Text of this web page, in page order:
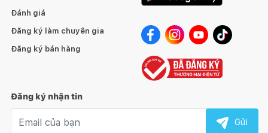
Những tính năng nổi bật
Sen tắm nóng lạnh thanh trượt, bát sen 5 chế độ massage.
Bộ chia nước được nhập khẩu từ Châu Âu với mặt trượt
Đánh giá
Đăng ký làm chuyên gia
Đăng ký bán hàng
Đăng ký nhận tin
Gửi